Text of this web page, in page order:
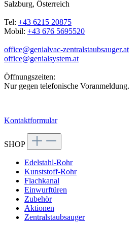
Salzburg, Österreich
Tel: +43 6215 20875
Mobil: +43 676 5695520
office@genialvac-zentralstaubsauger.at
office@genialsystem.at
Öffnungszeiten:
Nur gegen telefonische Voranmeldung.
Kontaktformular
SHOP
Edelstahl-Rohr
Kunststoff-Rohr
Flachkanal
Einwurftüren
Zubehör
Aktionen
Zentralstaubsauger